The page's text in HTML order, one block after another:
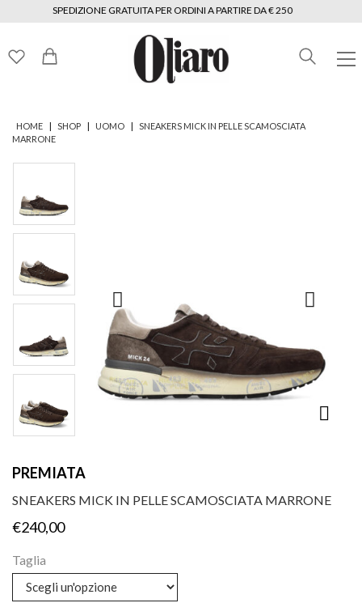
SPEDIZIONE GRATUITA PER ORDINI A PARTIRE DA € 250
HOME | SHOP | UOMO |
SNEAKERS MICK IN PELLE SCAMOSCIATA
MARRONE
PREMIATA
SNEAKERS MICK IN PELLE SCAMOSCIATA MARRONE
€240,00
Taglia